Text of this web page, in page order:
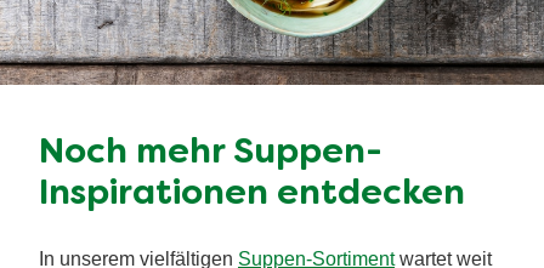
Noch mehr Suppen-
Inspirationen entdecken
In unserem vielfältigen Suppen-Sortimentwartet weit